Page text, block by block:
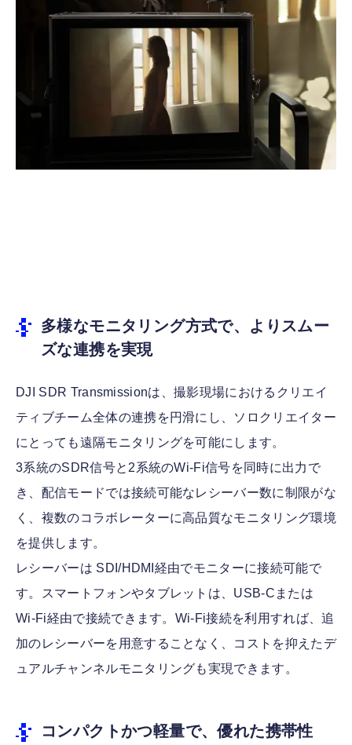
多様なモニタリング方式で、よりスムー
ズな連携を実現
DJI SDR Transmissionは、撮影現場におけるクリエイ
ティブチーム全体の連携を円滑にし、ソロクリエイター
にとっても遠隔モニタリングを可能にします。
3系統のSDR信号と2系統のWi-Fi信号を同時に出力で
き、配信モードでは接続可能なレシーバー数に制限がな
く、複数のコラボレーターに高品質なモニタリング環境
を提供します。
レシーバーは SDI/HDMI経由でモニターに接続可能で
す。スマートフォンやタブレットは、USB-Cまたは
Wi-Fi経由で接続できます。Wi-Fi接続を利用すれば、追
加のレシーバーを用意することなく、コストを抑えたデ
ュアルチャンネルモニタリングも実現できます。
コンパクトかつ軽量で、優れた携帯性